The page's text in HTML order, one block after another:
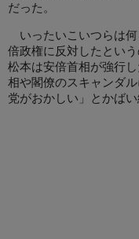
だった。
いったいこいつらは何
倍政権に反対したとい
松本は安倍首相が強行
相や閣僚のスキャンダ
党がおかしい」とかばい